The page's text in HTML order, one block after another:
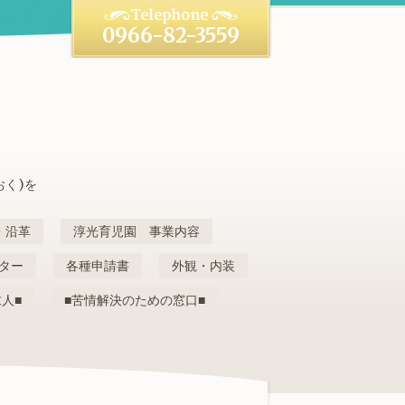
く)を
0966-82-3559
沿革 淳光育児園 事業内容
ー 各種申請書 外観・内装
■ ■苦情解決のための窓口■